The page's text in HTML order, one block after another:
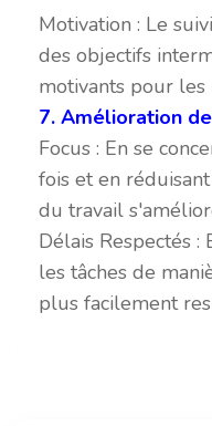
Motivation : Le
des objectifs
motivants pour
7. Amélioration
Focus : En se
fois et en
du travail
Délais Respectés
les tâches de
plus facilement